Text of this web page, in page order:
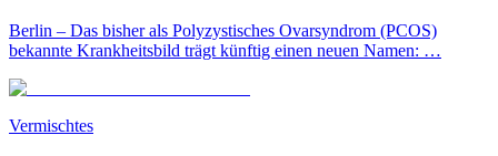
Berlin – Das bisher als Polyzystisches Ovarsyndrom (PCOS)
bekannte Krankheitsbild trägt künftig einen neuen Namen: …
Vermischtes